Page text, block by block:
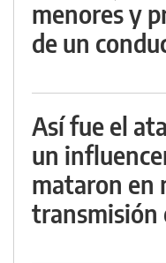
menores y
de un
Así fue el
un
mataron en
transmisión